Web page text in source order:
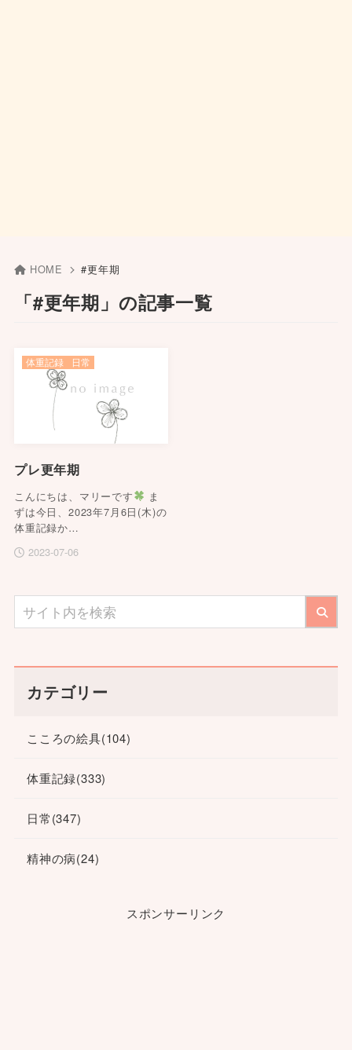
HOME #更年期
「#更年期」の記事一覧
プレ更年期
こんにちは、マリーです
ま
ずは今日、2023年7月6日(木)の
体重記録か…
2023-07-06
体重記録 日常
カテゴリー
こころの絵具(104)
体重記録(333)
日常(347)
精神の病(24)
スポンサーリンク